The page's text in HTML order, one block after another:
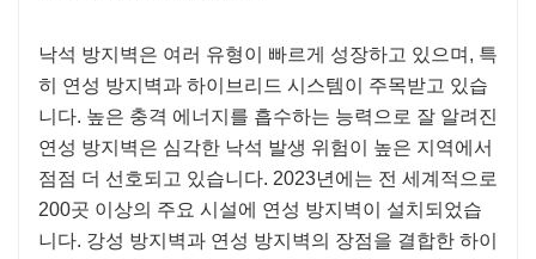
낙석 방지벽은 여러 유형이 빠르게 성장하고 있으며, 특
히 연성 방지벽과 하이브리드 시스템이 주목받고 있습
니다. 높은 충격 에너지를 흡수하는 능력으로 잘 알려진
연성 방지벽은 심각한 낙석 발생 위험이 높은 지역에서
점점 더 선호되고 있습니다. 2023년에는 전 세계적으로
200곳 이상의 주요 시설에 연성 방지벽이 설치되었습
니다. 강성 방지벽과 연성 방지벽의 장점을 결합한 하이